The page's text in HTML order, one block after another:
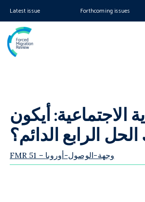
Latest issue Forthcoming issues
الاجتماعية: أيكون
الرابع الدائم؟
FMR 51 – وجهة-الوصول-أوروبا